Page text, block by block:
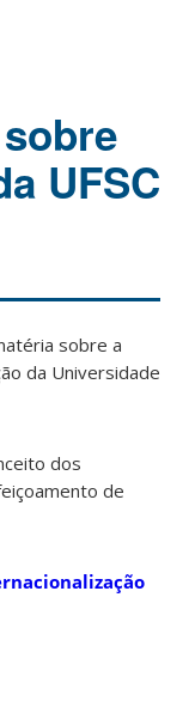
UFSC
sobre a
da Universidade
dos
de